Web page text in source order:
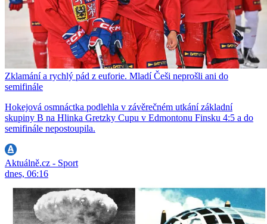
Zklamání a rychlý pád z euforie. Mladí Češi neprošli ani do
semifinále
Hokejová osmnáctka podlehla v závěrečném utkání základní
skupiny B na Hlinka Gretzky Cupu v Edmontonu Finsku 4:5 a do
semifinále nepostoupila.
Aktuálně.cz - Sport
dnes, 06:16